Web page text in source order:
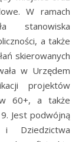
W ramach
stanowiska
a także
skierowanych
w Urzędem
projektów
60+, a także
Jest podwójną
i Dziedzictwa